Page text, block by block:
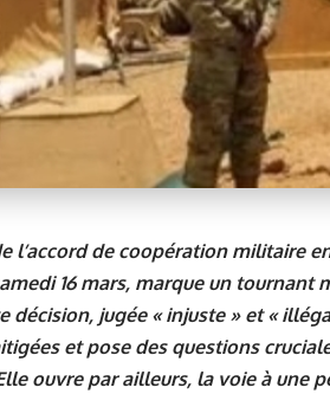
l’accord de coopération militaire
16 mars, marque un
décision, jugée « injuste » et «
et pose des questions
ouvre par ailleurs, la voie à une